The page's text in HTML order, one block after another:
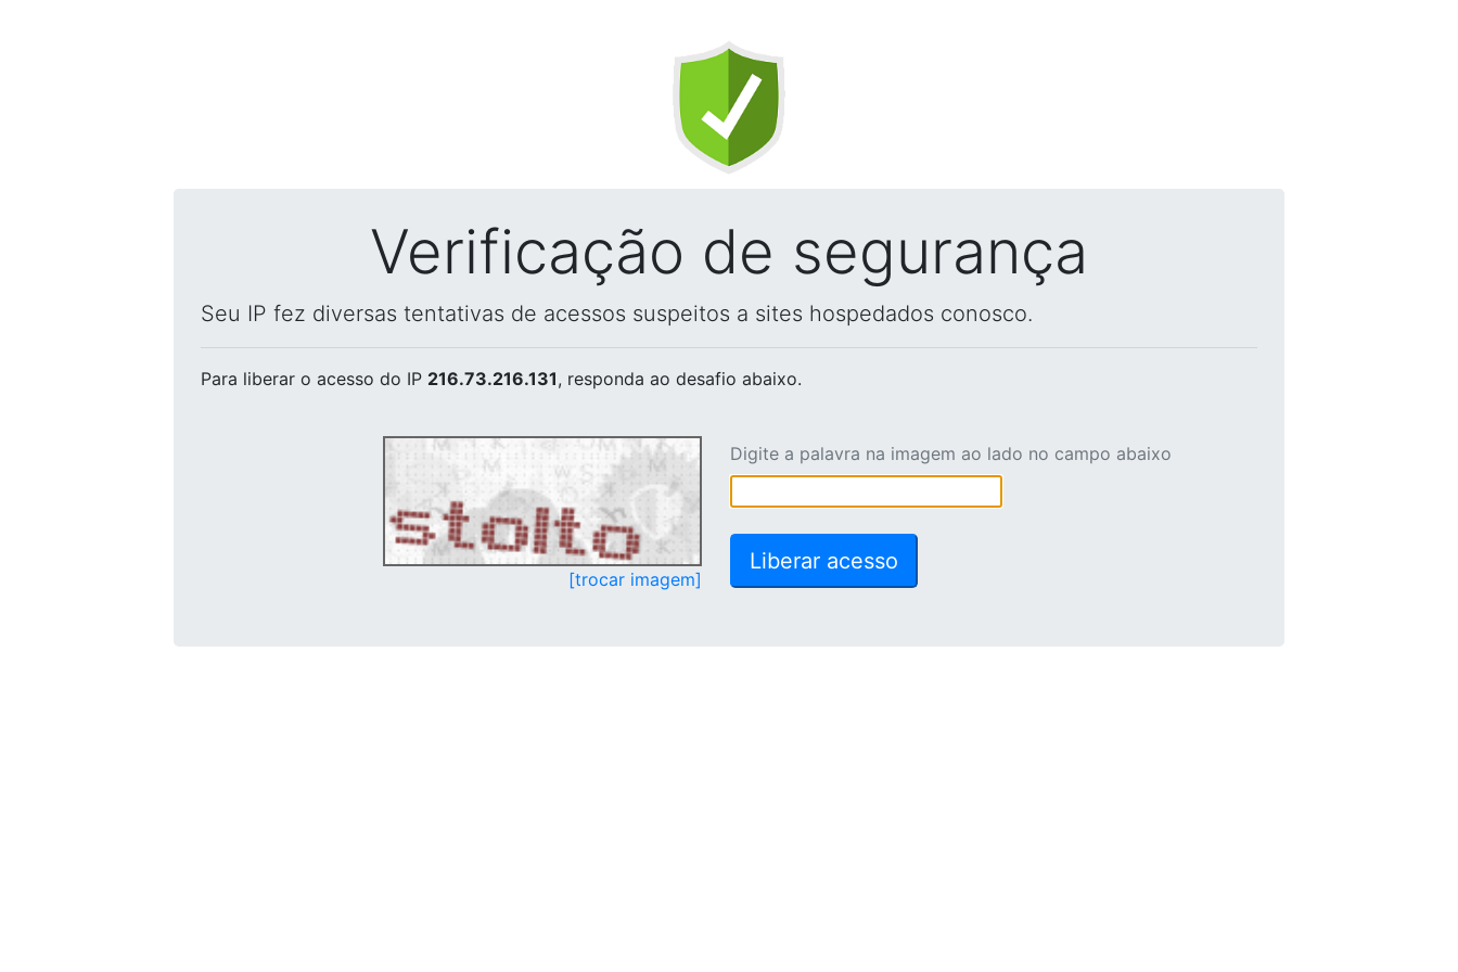
Verificação de segurança
Seu IP fez diversas tentativas de acessos suspeitos a sites hospedados conosco.
Para liberar o acesso do IP 216.73.216.131, responda ao desafio abaixo.
[trocar imagem]
Digite a palavra na imagem ao lado no campo abaixo